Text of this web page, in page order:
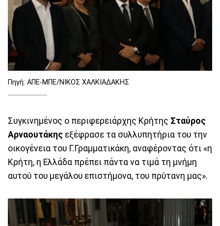
Πηγή: ΑΠΕ-ΜΠΕ/ΝΙΚΟΣ ΧΑΛΚΙΑΔΑΚΗΣ
Συγκινημένος ο περιφερειάρχης Κρήτης Σταύρος
Αρναουτάκης εξέφρασε τα συλλυπητήρια του την
οικογένεια του Γ.Γραμματικάκη, αναφέροντας ότι «η
Κρήτη, η Ελλάδα πρέπει πάντα να τιμά τη μνήμη
αυτού του μεγάλου επιστήμονα, του πρύτανη μας».